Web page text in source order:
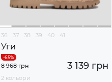
36 37 38 39 40 41
Уги
3 139 грн
8 968 грн
2 кольори